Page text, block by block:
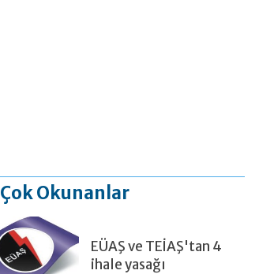
Çok Okunanlar
EÜAŞ ve TEİAŞ'tan 4
ihale yasağı